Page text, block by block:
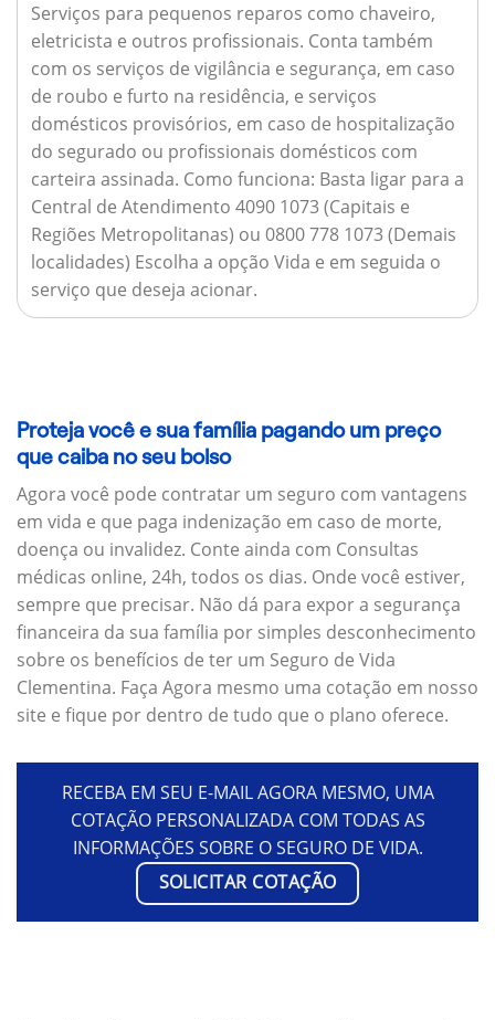
Serviços para pequenos reparos como chaveiro,
eletricista e outros profissionais. Conta também
com os serviços de vigilância e segurança, em caso
de roubo e furto na residência, e serviços
domésticos provisórios, em caso de hospitalização
do segurado ou profissionais domésticos com
carteira assinada. Como funciona: Basta ligar para a
Central de Atendimento 4090 1073 (Capitais e
Regiões Metropolitanas) ou 0800 778 1073 (Demais
localidades) Escolha a opção Vida e em seguida o
serviço que deseja acionar.
Proteja você e sua família pagando um preço
que caiba no seu bolso
Agora você pode contratar um seguro com vantagens
em vida e que paga indenização em caso de morte,
doença ou invalidez. Conte ainda com Consultas
médicas online, 24h, todos os dias. Onde você estiver,
sempre que precisar. Não dá para expor a segurança
financeira da sua família por simples desconhecimento
sobre os benefícios de ter um Seguro de Vida
Clementina. Faça Agora mesmo uma cotação em nosso
site e fique por dentro de tudo que o plano oferece.
RECEBA EM SEU E-MAIL AGORA MESMO, UMA
COTAÇÃO PERSONALIZADA COM TODAS AS
INFORMAÇÕES SOBRE O SEGURO DE VIDA.
SOLICITAR COTAÇÃO